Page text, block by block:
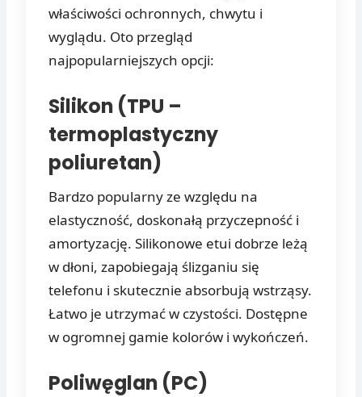
właściwości ochronnych, chwytu i
wyglądu. Oto przegląd
najpopularniejszych opcji:
Silikon (TPU –
termoplastyczny
poliuretan)
Bardzo popularny ze względu na
elastyczność, doskonałą przyczepność i
amortyzację. Silikonowe etui dobrze leżą
w dłoni, zapobiegają ślizganiu się
telefonu i skutecznie absorbują wstrząsy.
Łatwo je utrzymać w czystości. Dostępne
w ogromnej gamie kolorów i wykończeń.
Poliwęglan (PC)